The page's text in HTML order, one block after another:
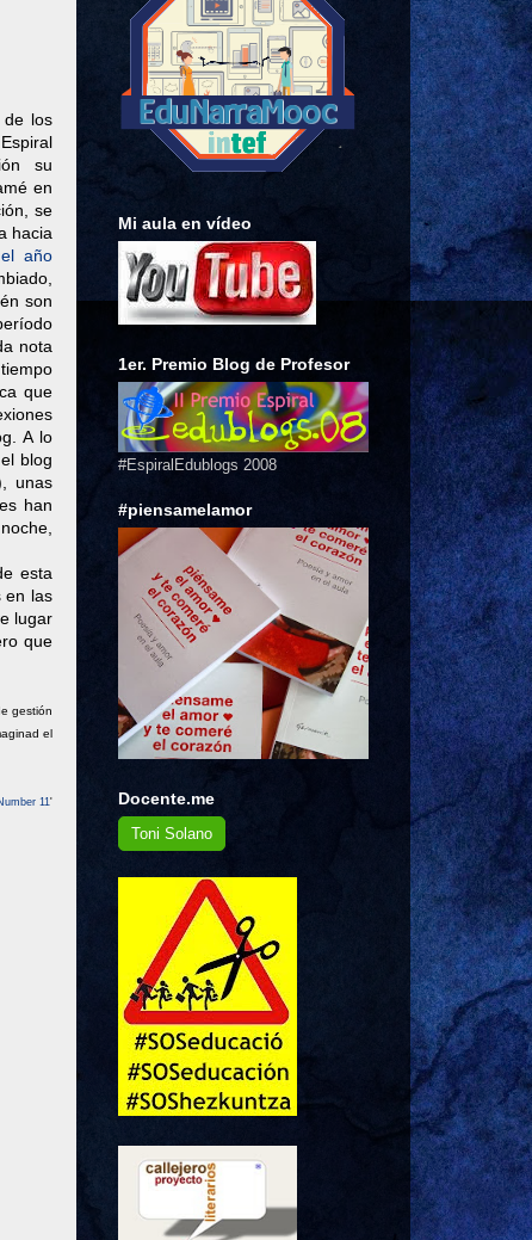
de los
su
en
se
hacia
el año
son
nota
que
A lo
blog
unas
han
esta
en las
lugar
que
gestión
el
11'
Mi aula en vídeo
1er. Premio Blog de Profesor
#EspiralEdublogs 2008
#piensamelamor
Docente.me
Toni Solano